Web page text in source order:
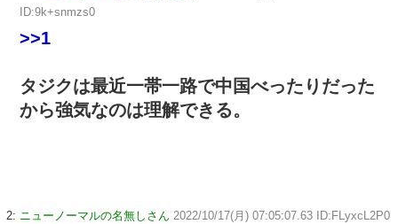
ID:9k+snmzs0
>>1
タジクは最近一帯一路で中国べったりだった
から強気なのは理解できる。
2: ニューノーマルの名無しさん 2022/10/17(月) 07:05:07.63 ID:FLyxcL2P0